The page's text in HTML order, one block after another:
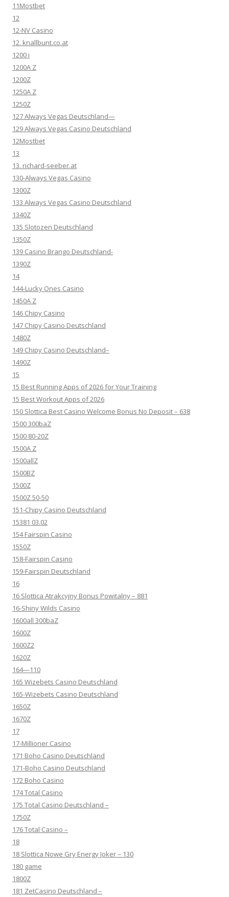
11Mostbet
12
12-NV Casino
12. knallbunt.co.at
1200 i
1200A Z
1200Z
1250A Z
1250Z
127 Always Vegas Deutschland—
129 Always Vegas Casino Deutschland
12Mostbet
13
13. richard-seeber.at
130-Always Vegas Casino
1300Z
133 Always Vegas Casino Deutschland
1340Z
135 Slotozen Deutschland
1350Z
139 Casino Brango Deutschland-
1390Z
14
144-Lucky Ones Casino
1450A Z
146 Chipy Casino
147 Chipy Casino Deutschland
1480Z
149 Chipy Casino Deutschland–
1490Z
15
15 Best Running Apps of 2026 for Your Training
15 Best Workout Apps of 2026
150 Slottica Best Casino Welcome Bonus No Deposit – 638
1500 300baZ
1500 80-20Z
1500A Z
1500allZ
1500BZ
1500Z
1500Z 50-50
151-Chipy Casino Deutschland
15381 03.02
154 Fairspin Casino
1550Z
158-Fairspin Casino
159-Fairspin Deutschland
16
16 Slottica Atrakcyjny Bonus Powitalny – 881
16-Shiny Wilds Casino
1600all 300baZ
1600Z
1600Z2
1620Z
164—110
165 Wizebets Casino Deutschland
165-Wizebets Casino Deutschland
1650Z
1670Z
17
17-Millioner Casino
171 Boho Casino Deutschland
171-Boho Casino Deutschland
172 Boho Casino
174 Total Casino
175 Total Casino Deutschland –
1750Z
176 Total Casino –
18
18 Slottica Nowe Gry Energy Joker – 130
180 game
1800Z
181 ZetCasino Deutschland –